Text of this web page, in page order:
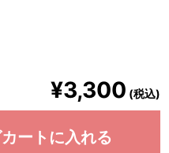
¥3,300 (税込)
ートに入れる